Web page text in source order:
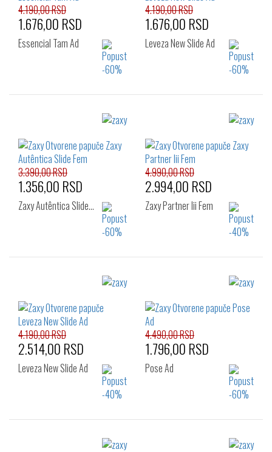
Izaberi željeni broj:
4.190,00 RSD
1.676,00 RSD
Essencial Tam Ad
Izaberi željeni broj:
40
41.5
4.190,00 RSD
1.676,00 RSD
Leveza New Slide Ad
Izaberi željeni broj:
40
41.5
3.390,00 RSD
1.356,00 RSD
Zaxy Autêntica Slide…
Izaberi željeni broj:
39
40 41.5
4.990,00 RSD
2.994,00 RSD
Zaxy Partner Iii Fem
Izaberi željeni broj:
4.190,00 RSD
2.514,00 RSD
Leveza New Slide Ad
Izaberi željeni broj:
4.490,00 RSD
1.796,00 RSD
Pose Ad